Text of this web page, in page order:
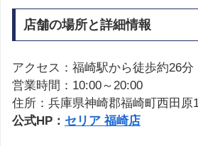
店舗の場所と詳細情報
アクセス：福崎駅から徒歩約26分
営業時間：10:00～20:00
住所：兵庫県神崎郡福崎町西田原
公式HP： セリア 福崎店